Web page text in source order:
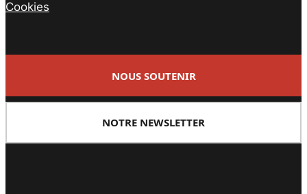
Cookies
NOUS SOUTENIR
NOTRE NEWSLETTER